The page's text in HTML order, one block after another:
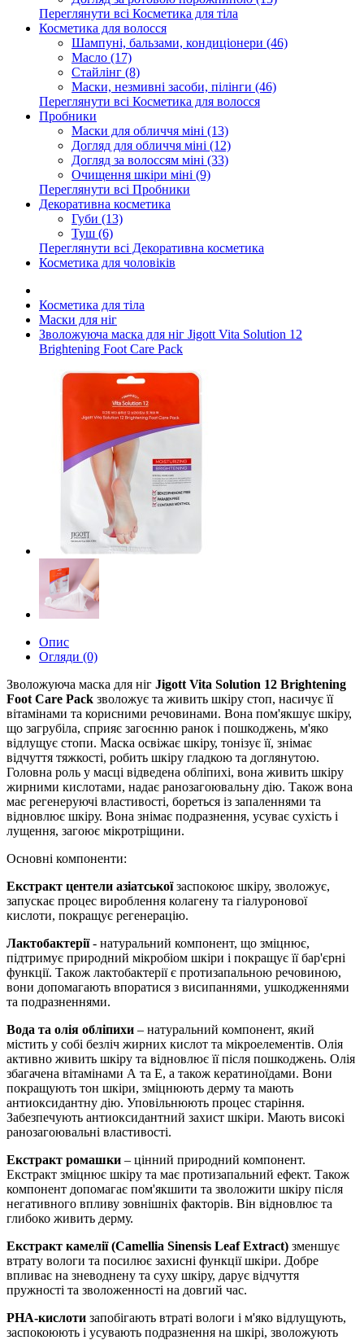
Переглянути всі Косметика для тіла
Косметика для волосся
Шампуні, бальзами, кондиціонери (46)
Масло (17)
Стайлінг (8)
Маски, незмивні засоби, пілінги (46)
Переглянути всі Косметика для волосся
Пробники
Маски для обличчя міні (13)
Догляд для обличчя міні (12)
Догляд за волоссям міні (33)
Очищення шкіри міні (9)
Переглянути всі Пробники
Декоративна косметика
Губи (13)
Туш (6)
Переглянути всі Декоративна косметика
Косметика для чоловіків
Косметика для тіла
Маски для ніг
Зволожуюча маска для ніг Jigott Vita Solution 12
Brightening Foot Care Pack
Опис
Огляди (0)
Зволожуюча маска для ніг Jigott Vita Solution 12 Brightening
Foot Care Pack зволожує та живить шкіру стоп, насичує її
вітамінами та корисними речовинами. Вона пом'якшує шкіру,
що загрубіла, сприяє загоєнню ранок і пошкоджень, м'яко
відлущує стопи. Маска освіжає шкіру, тонізує її, знімає
відчуття тяжкості, робить шкіру гладкою та доглянутою.
Головна роль у масці відведена обліпихі, вона живить шкіру
жирними кислотами, надає ранозагоювальну дію. Також вона
має регенеруючі властивості, бореться із запаленнями та
відновлює шкіру. Вона знімає подразнення, усуває сухість і
лущення, загоює мікротріщини.
Основні компоненти:
Екстракт центели азіатськоїзаспокоює шкіру, зволожує,
запускає процес вироблення колагену та гіалуронової
кислоти, покращує регенерацію.
Лактобактерії- натуральний компонент, що зміцнює,
підтримує природний мікробіом шкіри і покращує її бар'єрні
функції. Також лактобактерії є протизапальною речовиною,
вони допомагають впоратися з висипаннями, ушкодженнями
та подразненнями.
Вода та олія обліпихи – натуральний компонент, який
містить у собі безліч жирних кислот та мікроелементів. Олія
активно живить шкіру та відновлює її після пошкоджень. Олія
збагачена вітамінами А та Е, а також кератиноїдами. Вони
покращують тон шкіри, зміцнюють дерму та мають
антиоксидантну дію. Уповільнюють процес старіння.
Забезпечують антиоксидантний захист шкіри. Мають високі
ранозагоювальні властивості.
Екстракт ромашки – цінний природний компонент.
Екстракт зміцнює шкіру та має протизапальний ефект. Також
компонент допомагає пом'якшити та зволожити шкіру після
негативного впливу зовнішніх факторів. Він відновлює та
глибоко живить дерму.
Екстракт камелії (Camellia Sinensis Leaf Extract) зменшує
втрату вологи та посилює захисні функції шкіри. Добре
впливає на зневоднену та суху шкіру, дарує відчуття
пружності та зволоженності на довгий час.
РНА-кислоти запобігають втраті вологи і м'яко відлущують,
заспокоюють і усувають подразнення на шкірі, зволожують